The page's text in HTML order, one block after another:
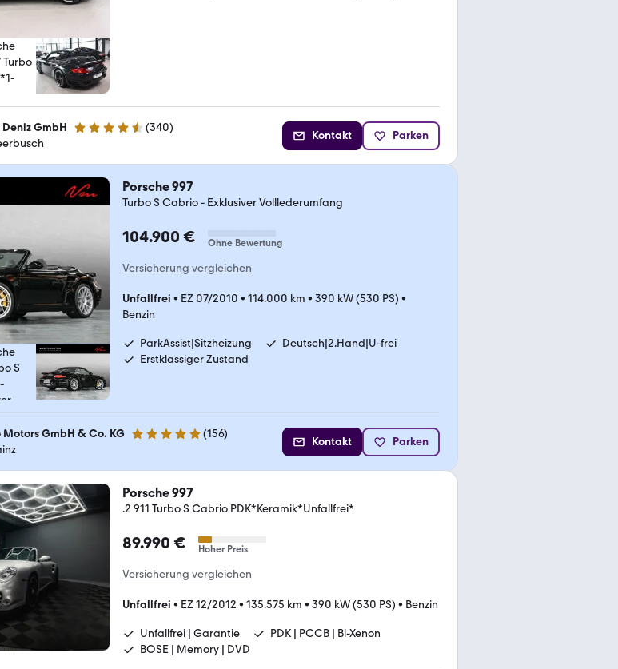
GmbH 4.5 Sterne (340)
Kontakt Parken
Porsche 997
Turbo S Cabrio - Exklusiver Volllederumfang
104.900 € Ohne Bewertung
Versicherung vergleichen
Unfallfrei • EZ 07/2010 • 114.000 km • 390 kW (530 PS) •
Benzin
ParkAssist|Sitzheizung
Deutsch|2.Hand|U-frei
Erstklassiger Zustand
GmbH & Co. KG 5 Sterne (156)
Kontakt Parken
Porsche 997
.2 911 Turbo S Cabrio PDK*Keramik*Unfallfrei*
89.990 € Hoher Preis
Versicherung vergleichen
Unfallfrei • EZ 12/2012 • 135.575 km • 390 kW (530 PS) • Benzin
Unfallfrei | Garantie
PDK | PCCB | Bi-Xenon
BOSE | Memory | DVD